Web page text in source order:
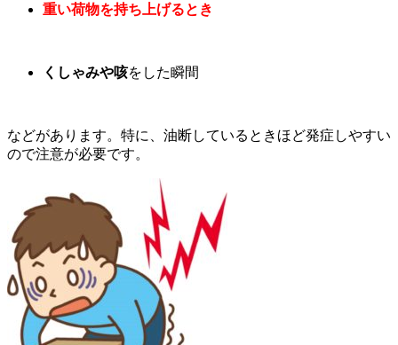
重い荷物を持ち上げるとき
くしゃみや咳をした瞬間
などがあります。特に、油断しているときほど発症しやすい
ので注意が必要です。